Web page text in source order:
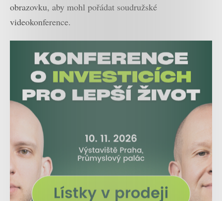
obrazovku, aby mohl pořádat soudružské
videokonference.